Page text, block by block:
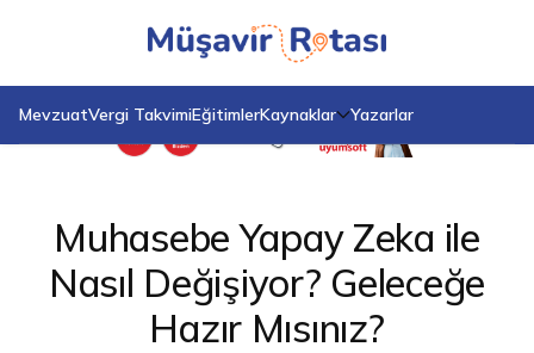
MevzuatVergi TakvimiEğitimlerKaynaklar Yazarlar
Anasayfa
Blog
Muhasebe Yapay Zeka ile Nasıl Değişiyor? Geleceğe Hazır Mısınız?
Muhasebe Yapay Zeka ile
Nasıl Değişiyor? Geleceğe
Hazır Mısınız?